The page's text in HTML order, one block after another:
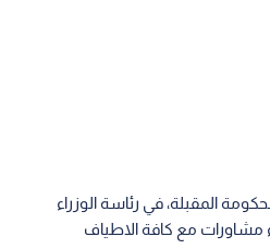
المقبلة، في رئاسة الوزراء
مشاورات مع كافة الاطياف